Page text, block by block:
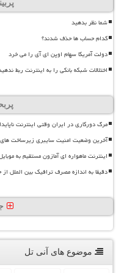
شما نظر بدهید
کدام حساب ها حذف شدند؟
دولت آمریکا سهام اوپن ای آی را می خرد
اختلالات شبکه بانکی را به اینترنت ربط
مرگ دورکاری در ایران وقتی اینترنت
آخرین وضعیت امنیت سایبری زیرساخت
اینترنت ماهواره ای آمازون مستقیم به
دقیقا به اندازه مصرف ترافیک بین الملل
موضوع های آنی تل